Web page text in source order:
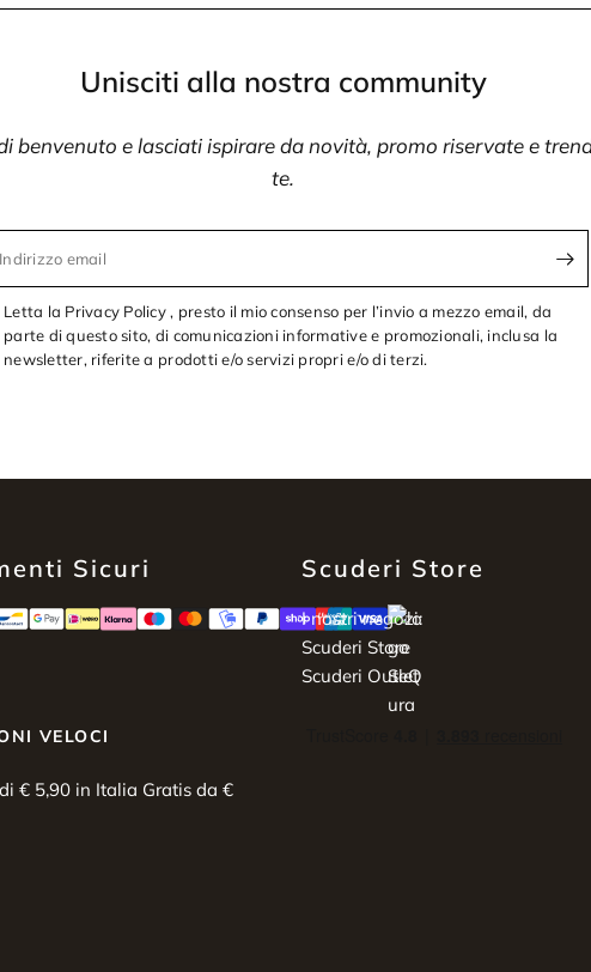
Unisciti alla nostra community
benvenuto e lasciati ispirare da novità, promo riservate e
te.
Indirizzo email
Letta la Privacy Policy , presto il mio consenso per l’invio a mezzo email, da
parte di questo sito, di comunicazioni informative e promozionali, inclusa la
newsletter, riferite a prodotti e/o servizi propri e/o di terzi.
Sicuri
VELOCI
€ 5,90 in Italia Gratis da €
Scuderi Store
I nostri negozi:
Scuderi Store
Scuderi Outlet